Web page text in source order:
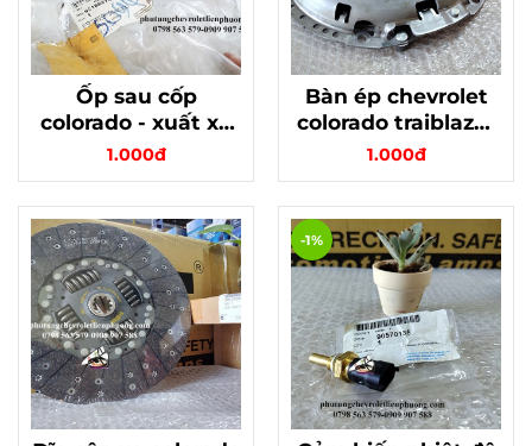
Ốp sau cốp
colorado - xuất xứ
hàn quốc, thương
mã 95186678
1.000đ
Bàn ép chevrolet
colorado traiblazer
chính hãng hàn
1.000đ
-1%